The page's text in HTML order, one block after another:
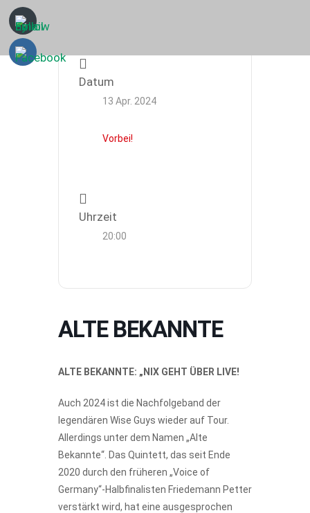
Datum
13 Apr. 2024
Vorbei!
Uhrzeit
20:00
ALTE BEKANNTE
ALTE BEKANNTE: „NIX GEHT ÜBER LIVE!
Auch 2024 ist die Nachfolgeband der
legendären Wise Guys wieder auf Tour.
Allerdings unter dem Namen „Alte
Bekannte“. Das Quintett, das seit Ende
2020 durch den früheren „Voice of
Germany“-Halbfinalisten Friedemann Petter
verstärkt wird, hat eine ausgesprochen